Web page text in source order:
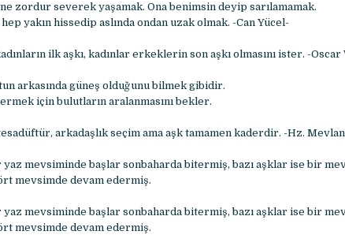
zordur severek yaşamak. Ona benimsin deyip sarılamamak.
yakın hissedip aslında ondan uzak olmak. -Can Yücel-
ilk aşkı, kadınlar erkeklerin son aşkı olmasını ister. -
arkasında güneş olduğunu bilmek gibidir.
için bulutların aralanmasını bekler.
arkadaşlık seçim ama aşk tamamen kaderdir. -Hz.
yaz mevsiminde başlar sonbaharda bitermiş, bazı aşklar ise bir
mevsimde devam edermiş.
yaz mevsiminde başlar sonbaharda bitermiş, bazı aşklar ise bir
mevsimde devam edermiş.